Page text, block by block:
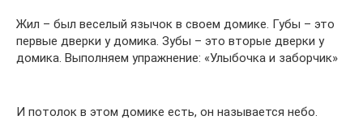
Жил – был веселый язычок в своем домике. Губы – это
первые дверки у домика. Зубы – это вторые дверки у
домика. Выполняем упражнение: «Улыбочка и заборчик»
И потолок в этом домике есть, он называется небо.